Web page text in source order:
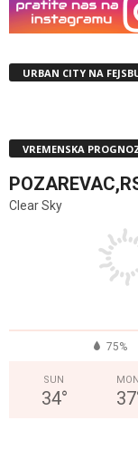
URBAN CITY NA
VREMENSKA
Clear Sky
75%
SUN
34°
MON
37